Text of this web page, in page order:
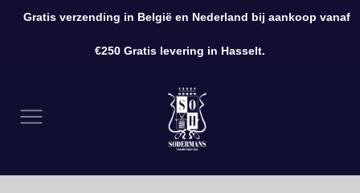
Kleding
Gratis verzending in België en Nederland bij aankoop vanaf
€250 Gratis levering in Hasselt.